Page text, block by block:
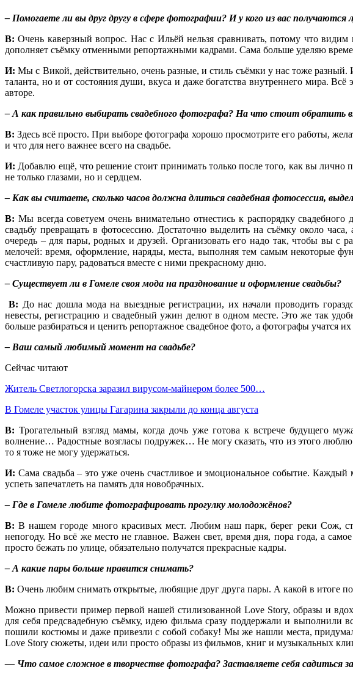
– Помогаете ли вы друг другу в сфере фотографии? И у кого из вас получаются
В: Очень каверзный вопрос. Нас с Ильёй нельзя сравнивать, потому что
дополняет съёмку отменными репортажными кадрами. Сама больше уделяю
И: Мы с Викой, действительно, очень разные, и стиль съёмки у нас тоже разный.
таланта, но и от состояния души, вкуса и даже богатства внутреннего мира.
авторе.
– А как правильно выбирать свадебного фотографа? На что стоит обратить
В: Здесь всё просто. При выборе фотографа хорошо просмотрите его работы,
и что для него важнее всего на свадьбе.
И: Добавлю ещё, что решение стоит принимать только после того, как вы
не только глазами, но и сердцем.
– Как вы считаете, сколько часов должна длиться свадебная фотосессия,
В: Мы всегда советуем очень внимательно отнестись к распорядку
свадьбу превращать в фотосессию. Достаточно выделить на съёмку около
очередь – для пары, родных и друзей. Организовать его надо так, чтобы вы с
мелочей: время, оформление, наряды, места, выполняя тем самым некоторые
счастливую пару, радоваться вместе с ними прекрасному дню.
– Существует ли в Гомеле своя мода на празднование и оформление свадьбы?
В: До нас дошла мода на выездные регистрации, их начали проводить
невесты, регистрацию и свадебный ужин делют в одном месте. Это же так
больше разбираться и ценить репортажное свадебное фото, а фотографы учатся
– Ваш самый любимый момент на свадьбе?
Сейчас читают
Житель Светлогорска заразил вирусом-майнером более 500…
В Гомеле участок улицы Гагарина закрыли до конца августа
В: Трогательный взгляд мамы, когда дочь уже готова к встрече будущего
волнение… Радостные возгласы подружек… Не могу сказать, что из этого
то я тоже не могу удержаться.
И: Сама свадьба – это уже очень счастливое и эмоциональное событие. Каждый
успеть запечатлеть на память для новобрачных.
– Где в Гомеле любите фотографировать прогулку молодожёнов?
В: В нашем городе много красивых мест. Любим наш парк, берег реки Сож,
непогоду. Но всё же место не главное. Важен свет, время дня, пора года, а
просто бежать по улице, обязательно получатся прекрасные кадры.
– А какие пары больше нравится снимать?
В: Очень любим снимать открытые, любящие друг друга пары. А какой в итоге
Можно привести пример первой нашей стилизованной Love Story, образы и
для себя предсвадебную съёмку, идею фильма сразу поддержали и выполнили
пошили костюмы и даже привезли с собой собаку! Мы же нашли места,
Love Story сюжеты, идеи или просто образы из фильмов, книг и музыкальных
— Что самое сложное в творчестве фотографа? Заставляете себя садиться